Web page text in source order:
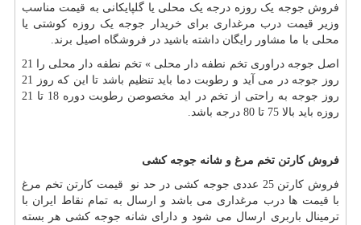
فروش جوجه یک روزه درجه یک محلی یا گلپایکانی به قیمت مناسب
وزیر قیمت درب مرغداری برای خریدار جوجه یک روزه کوشتی یا
محلی با ما مشاور رایگان داشته باشید در فروشگاه اصیل برند.
اصل جوجه دراوری تخم نطفه دار محلی » تخم نطفه دار محلی را 21
روز جوجه در می آید و رطوبت دما باید تنظیم باشد تا این که روز 21
روز جوجه به راحتی از تخم در اید مخصوصن رطوبت دوره 18 تا 21
روزه باید بالا 75 تا 80 درجه باشد.
فروش کارتن تخم مرغ و شانه جوجه کشی
فروش کارتن 25 عددی جوجه کشی در حد نو قیمت کارتن تخم مرغ
با قیمت ها درب مرغداری می باشد و ارسال به تمام نقاط ایران با
ترمینال باربری ارسال می شود و دارای شانه جوجه کشی هر بسته